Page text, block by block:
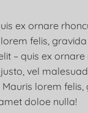
ex ornare
felis,
– quis ex
vel
lorem felis,
doloe nulla!